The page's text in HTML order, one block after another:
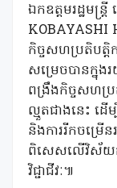
ឯកឧត្ដមរដ្ឋមន្
កិច្ចសហប្រតិបត្តិ
សម្រេចបានក្នុង
ពង្រឹងកិច្ចសហប្រ
ល្មួតជាងនេះ ដ
និងការរីកចម្រើ
ពិសេសលើវិស័យក
វិជ្ជាជីវៈ៕